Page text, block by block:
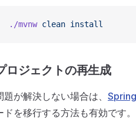
./mvnw clean install
ロジェクトの再生成
題が解決しない場合は、
ドを移行する方法も有効です。